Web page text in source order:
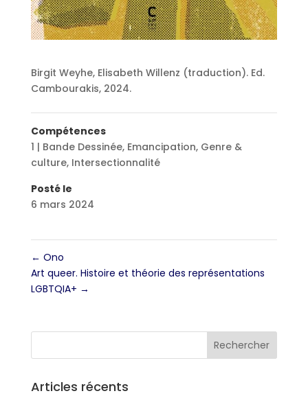
Birgit Weyhe, Elisabeth Willenz (traduction). Ed.
Cambourakis, 2024.
Compétences
1 | Bande Dessinée, Emancipation, Genre &
culture, Intersectionnalité
Posté le
6 mars 2024
← Ono
Art queer. Histoire et théorie des représentations
LGBTQIA+ →
Articles récents